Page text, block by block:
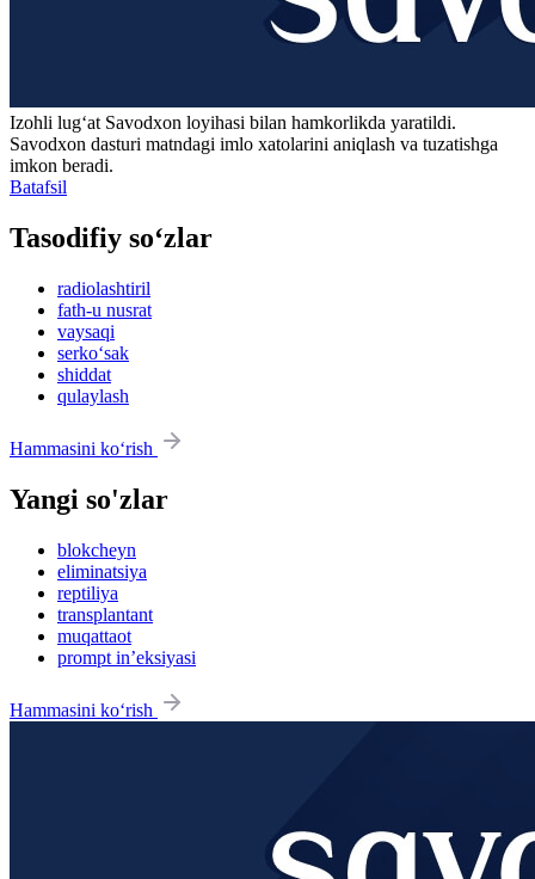
Izohli lugʻat Savodxon loyihasi bilan hamkorlikda yaratildi.
Savodxon dasturi matndagi imlo xatolarini aniqlash va tuzatishga
imkon beradi.
Batafsil
Tasodifiy so‘zlar
radiolashtiril
fath-u nusrat
vaysaqi
serko‘sak
shiddat
qulaylash
Hammasini ko‘rish
Yangi so'zlar
blokcheyn
eliminatsiya
reptiliya
transplantant
muqattaot
prompt in’eksiyasi
Hammasini ko‘rish